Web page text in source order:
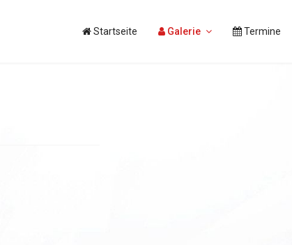
Startseite Galerie Termine